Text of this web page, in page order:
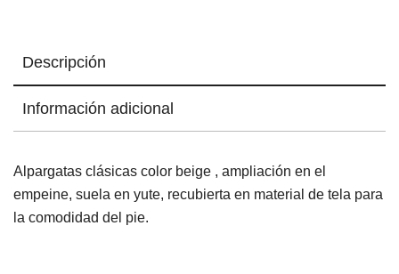
Descripción
Información adicional
Alpargatas clásicas color beige , ampliación en el
empeine, suela en yute, recubierta en material de tela para
la comodidad del pie.